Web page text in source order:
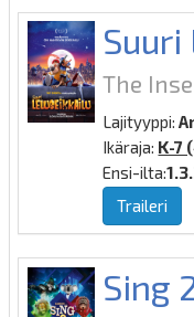
The
Lajityyppi:
Ikäraja: K-7
Ensi-ilta:
Traileri
Sing